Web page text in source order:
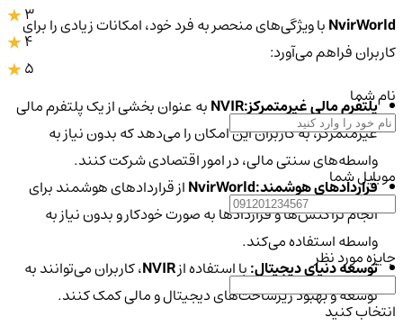
NvirWorldبا ویژگی‌های منحصر به فرد خود، امکانات زیادی را برای
کاربران فراهم می‌آورد:
پلتفرم مالی غیرمتمرکز:NVIRبه عنوان بخشی از یک پلتفرم مالی
غیرمتمرکز، به کاربران این امکان را می‌دهد که بدون نیاز به
واسطه‌های سنتی مالی، در امور اقتصادی شرکت کنند.
قراردادهای هوشمند:NvirWorldاز قراردادهای هوشمند برای
انجام تراکنش‌ها و قراردادها به صورت خودکار و بدون نیاز به
واسطه استفاده می‌کند.
توسعه دنیای دیجیتال:با استفاده ازNVIR، کاربران می‌توانند به
توسعه و بهبود زیرساخت‌های دیجیتال و مالی کمک کنند.
3
4
5
نام شما
موبایل شما
جایزه مورد نظر
انتخاب کنید